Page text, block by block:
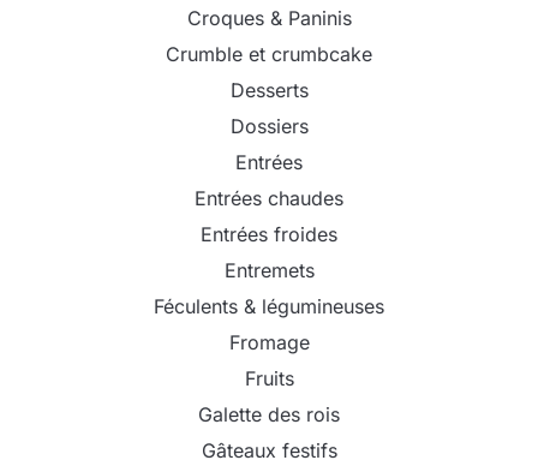
Croques & Paninis
Crumble et crumbcake
Desserts
Dossiers
Entrées
Entrées chaudes
Entrées froides
Entremets
Féculents & légumineuses
Fromage
Fruits
Galette des rois
Gâteaux festifs